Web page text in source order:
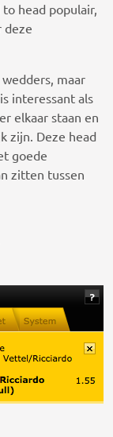
head populair,
deze
maar
interessant als
elkaar staan en
zijn. Deze head
goede
zitten tussen